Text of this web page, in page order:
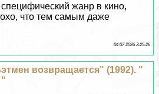
жанр в кино,
что тем самым даже
04 07 2026 3:25:26
возвращается" (1992). "